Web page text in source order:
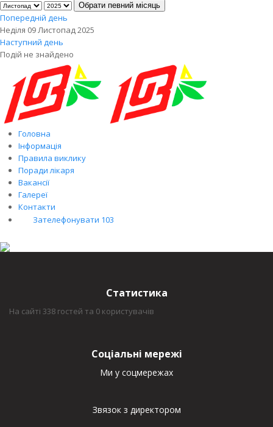
Обрати певний місяць
Попередній день
Неділя 09 Листопад 2025
Наступний день
Подій не знайдено
Головна
Інформація
Правила виклику
Поради лікаря
Вакансії
Галереї
Контакти
Зателефонувати 103
Статистика
На сайті 338 гостей та 0 користувачів
Соціальні мережі
Ми у соцмережах
Звязок з директором